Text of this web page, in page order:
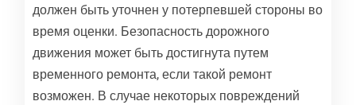
должен быть уточнен у потерпевшей стороны во
время оценки. Безопасность дорожного
движения может быть достигнута путем
временного ремонта, если такой ремонт
возможен. В случае некоторых повреждений